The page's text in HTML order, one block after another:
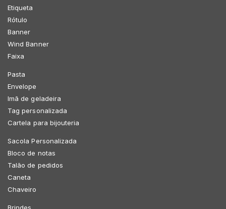
Etiqueta
Rótulo
Banner
Wind Banner
Faixa
Pasta
Envelope
Imã de geladeira
Tag personalizada
Cartela para bijouteria
Sacola Personalizada
Bloco de notas
Talão de pedidos
Caneta
Chaveiro